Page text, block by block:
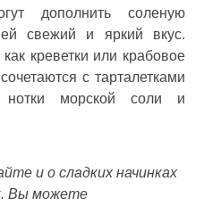
дополнить соленую
свежий и яркий вкус.
креветки или крабовое
с тарталетками
нотки морской соли и
и о сладких начинках
Вы можете